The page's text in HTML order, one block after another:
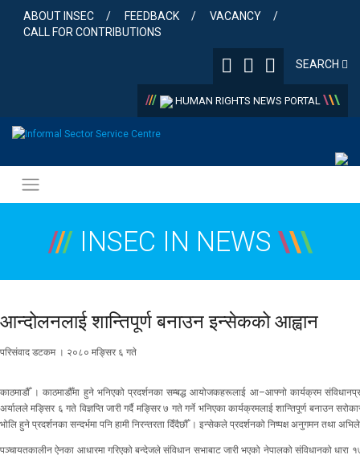
content
ABOUT INSEC FEEDBACK
VACANCY
CALL FOR CONTRIBUTIONS
SEARCH
/// HUMAN RIGHTS NEWS PORTAL \\\
/// INSEC IN NEWS \\\
आन्दोलनलाई शान्तिपूर्ण बनाउन इन्सेकको आह्वान
परिसंवाद डटकम । २०८० मङ्सिर ६ गते
काठमाडौँ । काठमाडौँमा हुने भनिएको प्रदर्शनका सम्बद्ध आयोजकहरूलाई आ–आफ्नो कार्यक्रम
अर्यालले मङ्सिर ६ गते विज्ञप्ति जारी गर्दै मङ्सिर ७ गते गर्ने भनिएका कार्यक्रमलाई शान्तिपूर्ण बनाउन
भोलि हुने प्रदर्शनका सन्दर्भमा पनि हामी निरन्तरता दिँदैछौँ । इन्सेकले प्रदर्शनको निष्पक्ष अनुगमन तथा
पञ्चायतकालीन ऐनका आधारमा गरिएको बन्देजले संविधान सभाबाट जारी भएको नेपालको संविधानको धारा